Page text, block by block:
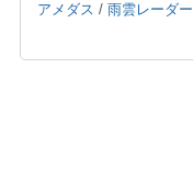
アメダス / 雨雲レーダー